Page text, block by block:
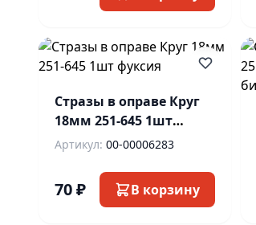
Стразы в оправе Круг
18мм 251-645 1шт
фуксия
Артикул: 00-00006283
70 ₽ В корзину